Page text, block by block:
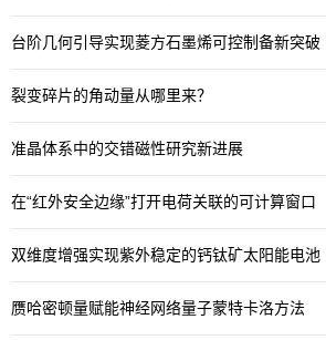
台阶几何引导实现菱方石墨烯可控制备新突破
裂变碎片的角动量从哪里来？
准晶体系中的交错磁性研究新进展
在“红外安全边缘”打开电荷关联的可计算窗口
双维度增强实现紫外稳定的钙钛矿太阳能电池
赝哈密顿量赋能神经网络量子蒙特卡洛方法